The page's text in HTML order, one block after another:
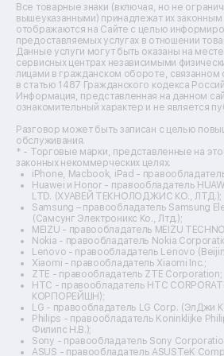
Ремонт пароварок
Ремонт микшерных пультов
Ремонт dj-пультов
Ремонт кухонных плит
Ремонт стедикамов
Ремонт оптических прицелов
Ремонт электровелосипедов
Ремонт видеокамер
Ремонт эхолотов
Ремонт 3d-принтеров
Ремонт прицелов ночного
Ремонт винных шкафов
Ремонт выпрямителей
Ремонт сушилок для рук
Ремонт дальномеров
Ремонт снегоуборщиков
Все товарные знаки (включая, но не
вышеуказанными) принадлежат их
отображаются на Сайте с целью
предоставляемых услугах в отношении
Данные услуги могут быть оказаны на
сервисных центрах независимыми
лицами в гражданском обороте, связанном
в статью 1487 Гражданского кодекса
Информация, представленная на данном
ознакомительный характер и не является
Разговор может быть записан с целью
обслуживания.
* - Торговые марки, представленные на
законных некоммерческих целях.
iPhone, Macbook, iPad -
Huawei и Honor - правообладатель
LTD. (ХУАВЕЙ ТЕКНОЛОДЖИС КО., ЛТД.);
Samsung – правообладатель Samsung
(Самсунг Электроникс Ко., Лтд.);
MEIZU - правообладатель MEIZU
Nokia - правообладатель Nokia
Lenovo - правообладатель Lenovo
Xiaomi - правообладатель Xiaomi Inc.;
ZTE - правообладатель ZTE Corporation;
HTC - правообладатель HTC
КОРПОРЕЙШН);
LG - правообладатель LG Corp. (ЭлДжи
Philips - правообладатель Koninklijke
Филипс Н.В.);
Sony - правообладатель Sony
ASUS - правообладатель ASUSTeK